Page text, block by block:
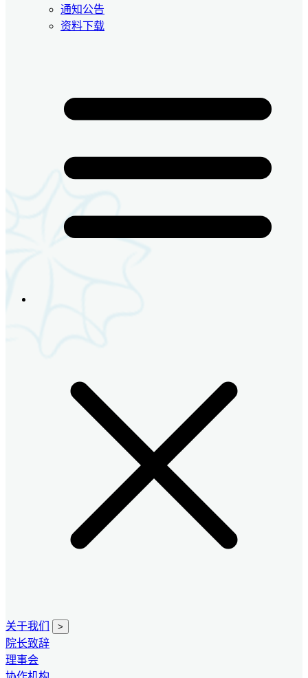
通知公告
资料下载
关于我们 >
院长致辞
理事会